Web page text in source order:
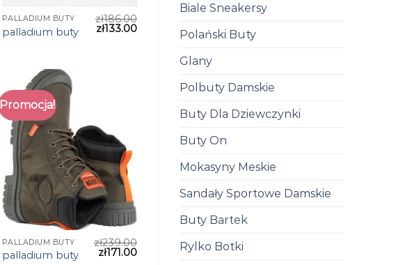
Biale Sneakersy
Polański Buty
Glany
Polbuty Damskie
Buty Dla Dziewczynki
Buty On
Mokasyny Meskie
Sandały Sportowe Damskie
Buty Bartek
Rylko Botki
PALLADIUM BUTY
palladium buty
zł186.00
zł133.00
Promocja!
PALLADIUM BUTY
palladium buty
zł239.00
zł171.00